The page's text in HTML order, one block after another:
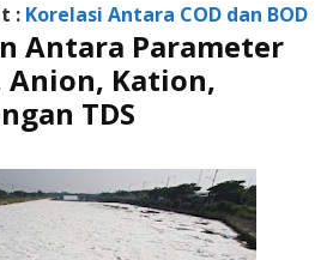
: Korelasi Antara COD dan BOD
Antara Parameter
Anion, Kation,
TDS